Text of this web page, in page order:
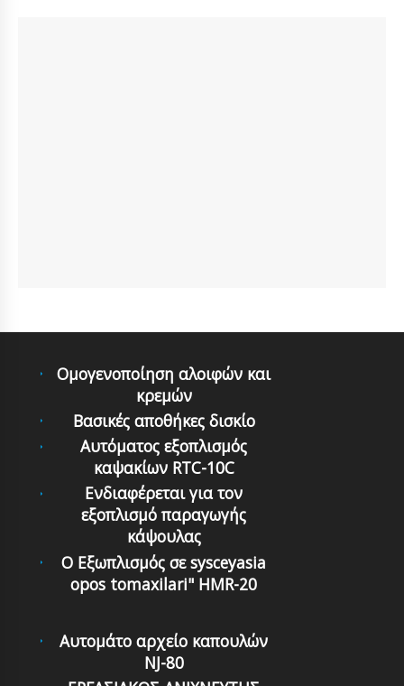
Ομογενοποίηση αλοιφών και
κρεμών
Βασικές αποθήκες δισκίο
Αυτόματoς εξoπλισμός
καψακίων RTC-10C
Ενδιαφέρεται για τον
εξοπλισμό παραγωγής
κάψουλας
Ο Εξωπλισμός σε sysceyasia
opos tomaxilari" HMR-20
Αυτομάτο αρχείο καπουλών
NJ-80